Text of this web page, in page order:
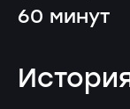
60 минут